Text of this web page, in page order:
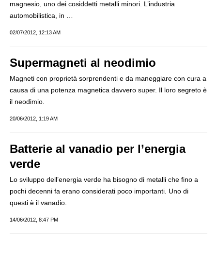
magnesio, uno dei cosiddetti metalli minori. L’industria
automobilistica, in …
02/07/2012, 12:13 AM
Supermagneti al neodimio
Magneti con proprietà sorprendenti e da maneggiare con cura a
causa di una potenza magnetica davvero super. Il loro segreto è
il neodimio.
20/06/2012, 1:19 AM
Batterie al vanadio per l’energia
verde
Lo sviluppo dell’energia verde ha bisogno di metalli che fino a
pochi decenni fa erano considerati poco importanti. Uno di
questi è il vanadio.
14/06/2012, 8:47 PM